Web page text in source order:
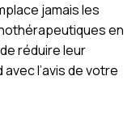
jamais les
en
réduire leur
l’avis de votre